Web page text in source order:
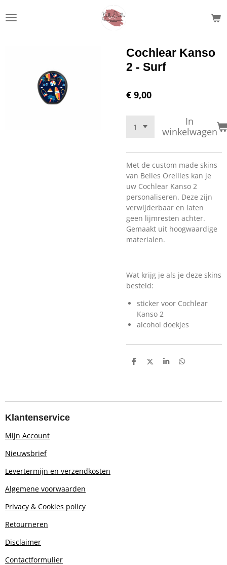
direct
Cochlear Kanso
2 - Surf
€ 9,00
In
winkelwagen
Met de custom made skins
van Belles Oreilles kan je
uw Cochlear Kanso 2
personaliseren. Deze zijn
verwijderbaar en laten
geen lijmresten achter.
Gemaakt uit hoogwaardige
materialen.
Wat krijg je als je deze skins
besteld:
sticker voor Cochlear
Kanso 2
alcohol doekjes
D
D
S
D
Klantenservice
Mijn Account
Nieuwsbrief
Levertermijn en verzendkosten
Algemene voorwaarden
Privacy & Cookies policy
Retourneren
Disclaimer
Contactformulier